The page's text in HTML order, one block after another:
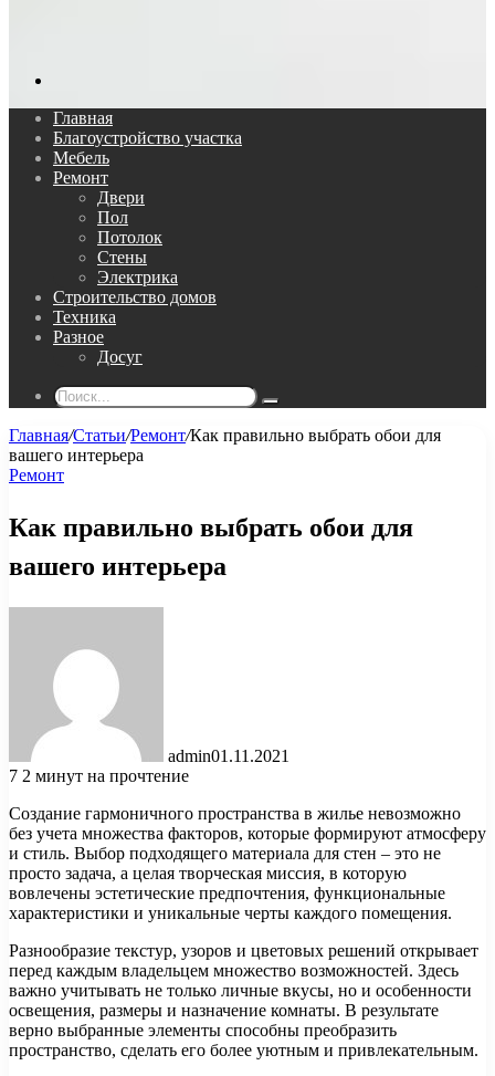
Главная
Благоустройство участка
Мебель
Ремонт
Двери
Пол
Потолок
Стены
Электрика
Строительство домов
Техника
Разное
Досуг
Поиск...
Главная/Статьи/Ремонт/Как правильно выбрать обои для
вашего интерьера
Ремонт
Как правильно выбрать обои для
вашего интерьера
admin01.11.2021
7 2 минут на прочтение
Создание гармоничного пространства в жилье невозможно
без учета множества факторов, которые формируют атмосферу
и стиль. Выбор подходящего материала для стен – это не
просто задача, а целая творческая миссия, в которую
вовлечены эстетические предпочтения, функциональные
характеристики и уникальные черты каждого помещения.
Разнообразие текстур, узоров и цветовых решений открывает
перед каждым владельцем множество возможностей. Здесь
важно учитывать не только личные вкусы, но и особенности
освещения, размеры и назначение комнаты. В результате
верно выбранные элементы способны преобразить
пространство, сделать его более уютным и привлекательным.